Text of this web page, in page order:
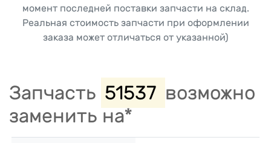
момент последней поставки запчасти на склад.
Реальная стоимость запчасти при оформлении
заказа может отличаться от указанной)
Запчасть 51537 возможно
заменить на*